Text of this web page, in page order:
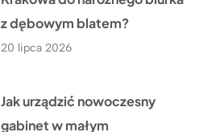
z dębowym blatem?
20 lipca 2026
Jak urządzić nowoczesny
gabinet w małym